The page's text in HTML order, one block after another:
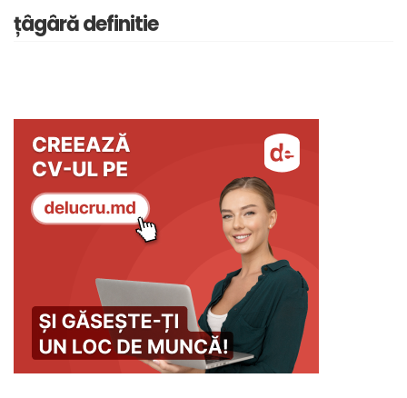
țâgâră definitie